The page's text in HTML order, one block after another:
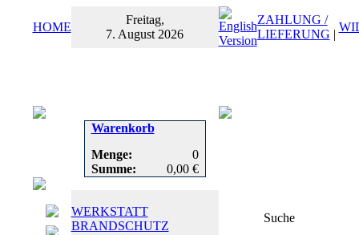
HOME
Freitag,
7. August 2026
ZAHLUNG /
LIEFERUNG |
Warenkorb
Menge:
0
Summe:
0,00 €
WERKSTATT
BRANDSCHUTZ
Suche